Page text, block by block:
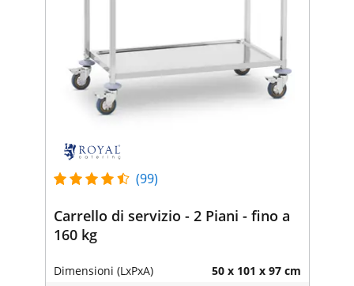
(99)
Carrello di servizio - 2 Piani - fino a
160 kg
Dimensioni (LxPxA) 50 x 101 x 97 cm